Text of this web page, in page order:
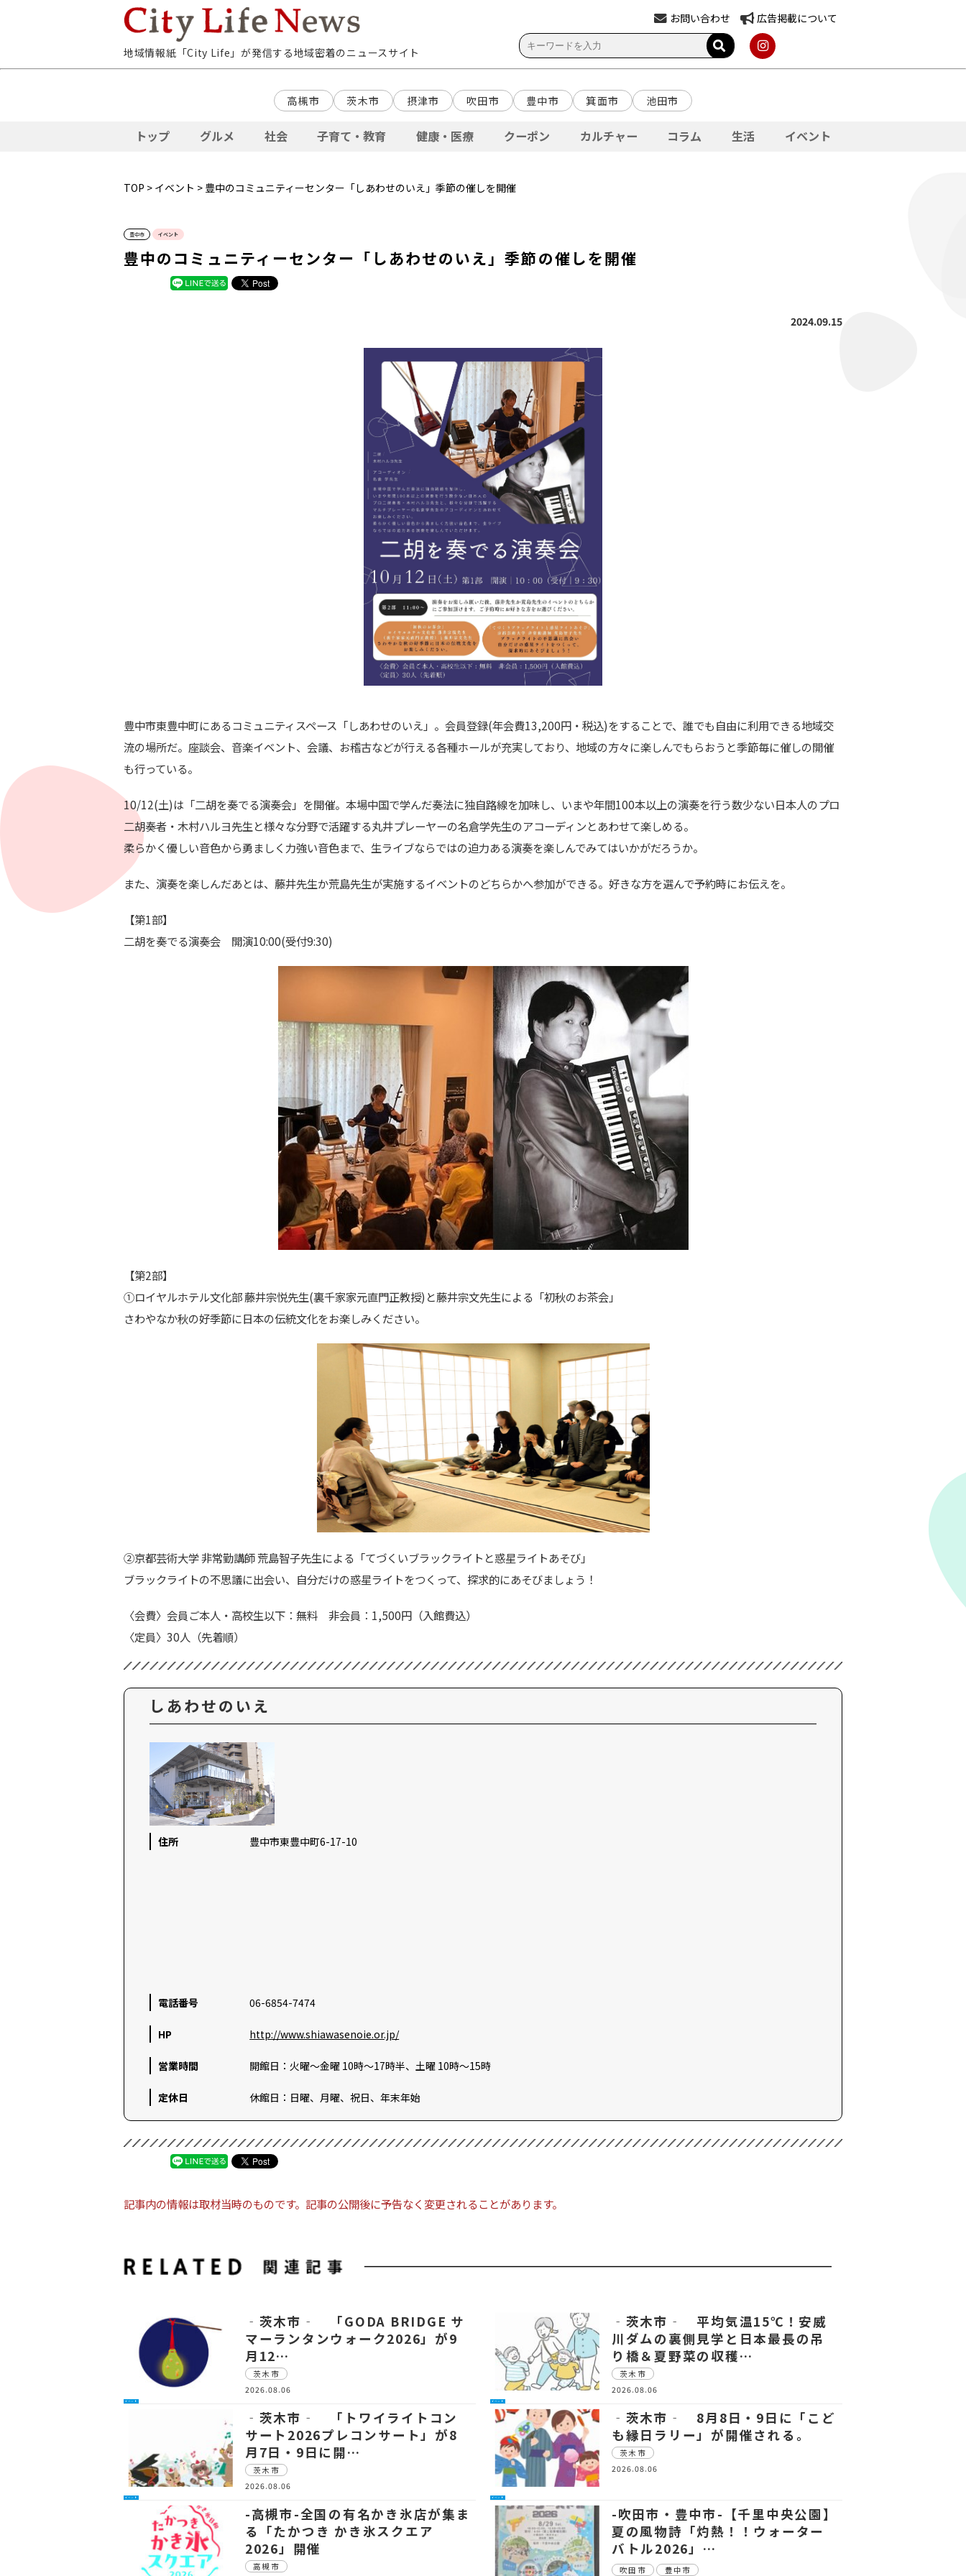
地域情報紙「City Life」が発信する地域密着のニュースサイト
お問い合わせ 広告掲載について
高槻市 茨木市 摂津市 吹田市 豊中市 箕面市 池田市
トップ グルメ 社会 子育て・教育 健康・医療 クーポン カルチャー コラム 生活 イベント
TOP > イベント > 豊中のコミュニティーセンター「しあわせのいえ」季節の催しを開催
豊中市 イベント
豊中のコミュニティーセンター「しあわせのいえ」季節の催しを開催
2024.09.15
豊中市東豊中町にあるコミュニティスペース「しあわせのいえ」。会員登録(年会費13,200円・税込)をすることで、誰でも自由に利用できる地域交
流の場所だ。座談会、音楽イベント、会議、お稽古などが行える各種ホールが充実しており、地域の方々に楽しんでもらおうと季節毎に催しの開催
も行っている。
10/12(土)は「二胡を奏でる演奏会」を開催。本場中国で学んだ奏法に独自路線を加味し、いまや年間100本以上の演奏を行う数少ない日本人のプロ
二胡奏者・木村ハルヨ先生と様々な分野で活躍する丸井プレーヤーの名倉学先生のアコーディンとあわせて楽しめる。
柔らかく優しい音色から勇ましく力強い音色まで、生ライブならではの迫力ある演奏を楽しんでみてはいかがだろうか。
また、演奏を楽しんだあとは、藤井先生か荒島先生が実施するイベントのどちらかへ参加ができる。好きな方を選んで予約時にお伝えを。
【第1部】
二胡を奏でる演奏会 開演10:00(受付9:30)
【第2部】
①ロイヤルホテル文化部 藤井宗悦先生(裏千家家元直門正教授)と藤井宗文先生による「初秋のお茶会」
さわやなか秋の好季節に日本の伝統文化をお楽しみください。
②京都芸術大学 非常勤講師 荒島智子先生による「てづくいブラックライトと惑星ライトあそび」
ブラックライトの不思議に出会い、自分だけの惑星ライトをつくって、探求的にあそびましょう！
〈会費〉会員ご本人・高校生以下：無料 非会員：1,500円（入館費込）
〈定員〉30人（先着順）
しあわせのいえ
住所 豊中市東豊中町6-17-10
電話番号 06-6854-7474
HP http://www.shiawasenoie.or.jp/
営業時間 開館日：火曜～金曜 10時～17時半、土曜 10時～15時
定休日 休館日：日曜、月曜、祝日、年末年始
記事内の情報は取材当時のものです。記事の公開後に予告なく変更されることがあります。
イベント
‐茨木市‐ 「GODA BRIDGE サ
マーランタンウォーク2026」が9
月12…
茨木市
2026.08.06
イベント
‐茨木市‐ 平均気温15℃！安威
川ダムの裏側見学と日本最長の吊
り橋＆夏野菜の収穫…
茨木市
2026.08.06
イベント
‐茨木市‐ 「トワイライトコン
サート2026プレコンサート」が8
月7日・9日に開…
茨木市
2026.08.06
イベント
‐茨木市‐ 8月8日・9日に「こど
も縁日ラリー」が開催される。
茨木市
2026.08.06
-高槻市-全国の有名かき氷店が集ま
る「たかつき かき氷スクエア
2026」開催
高槻市
-吹田市・豊中市-【千里中央公園】
夏の風物詩「灼熱！！ウォーター
バトル2026」…
吹田市 豊中市